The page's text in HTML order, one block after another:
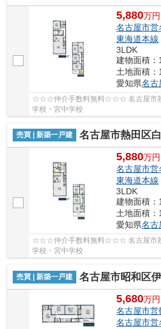
5,880万円
名古屋市営
東海道本線
3LDK
建物面積：
土地面積：
愛知県名古
☆☆☆仲介手数料無料☆☆☆ 名古屋市熱
学校・宮中学校
売買 | 新築一戸建 名古屋市熱田区白鳥1丁目6-23【仲介
5,880万円
名古屋市営
東海道本線
3LDK
建物面積：
土地面積：
愛知県名古
☆☆☆仲介手数料無料☆☆☆ 名古屋市熱
学校・宮中学校
売買 | 新築一戸建 名古屋市昭和区伊勝町1丁目55-3
5,680万円
名古屋市営
名古屋市営